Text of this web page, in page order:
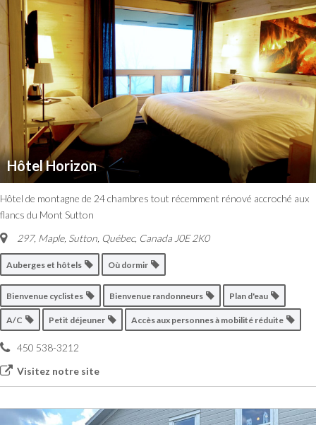
Hôtel Horizon
Hôtel de montagne de 24 chambres tout récemment rénové accroché aux
flancs du Mont Sutton
297, Maple, Sutton Québec, Canada J0E 2K0
Auberges et hôtels Où dormir
Bienvenue cyclistes Bienvenue randonneurs Plan d'eau
A/C Petit déjeuner Accès aux personnes à mobilité réduite
450 538-3212
Visitez notre site